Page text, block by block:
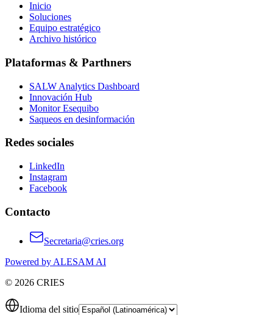
Inicio
Soluciones
Equipo estratégico
Archivo histórico
Plataformas & Parthners
SALW Analytics Dashboard
Innovación Hub
Monitor Esequibo
Saqueos en desinformación
Redes sociales
LinkedIn
Instagram
Facebook
Contacto
Secretaria@cries.org
Powered by ALESAM AI
© 2026 CRIES
Idioma del sitio